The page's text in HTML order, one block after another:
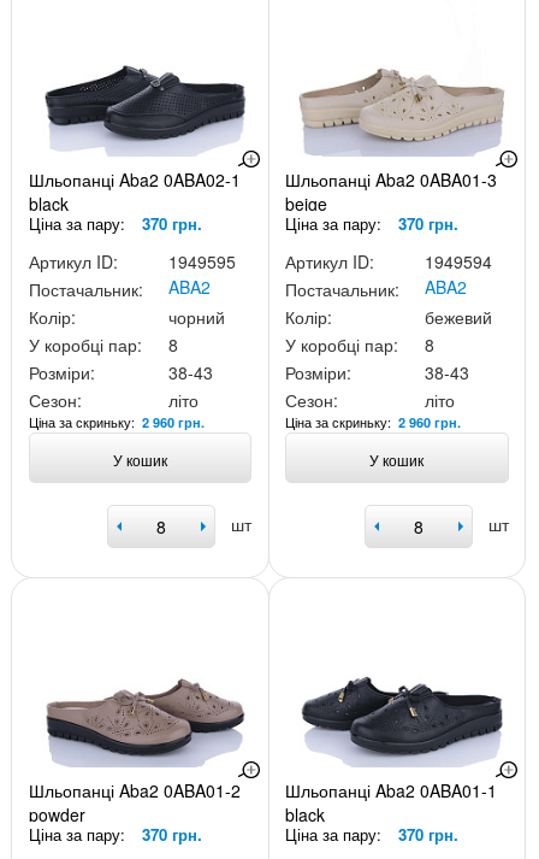
Шльопанці Aba2 0ABA02-1
black
Ціна за пару: 370 грн.
Артикул ID:
1949595
Постачальник:
ABA2
Колір:
чорний
У коробці пар:
8
Розміри:
38-43
Сезон:
літо
Ціна за скриньку: 2 960 грн.
У кошик
шт
Шльопанці Aba2 0ABA01-3
beige
Ціна за пару: 370 грн.
Артикул ID:
1949594
Постачальник:
ABA2
Колір:
бежевий
У коробці пар:
8
Розміри:
38-43
Сезон:
літо
Ціна за скриньку:2 960 грн.
У кошик
шт
Шльопанці Aba2 0ABA01-2
powder
Ціна за пару: 370 грн.
Шльопанці Aba2 0ABA01-1
black
Ціна за пару: 370 грн.